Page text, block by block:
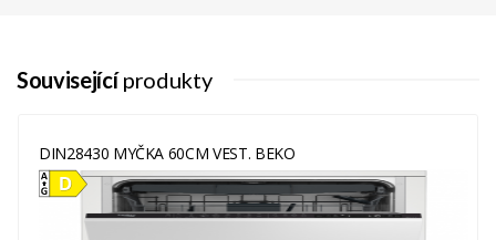
Související produkty
DIN28430 MYČKA 60CM VEST. BEKO